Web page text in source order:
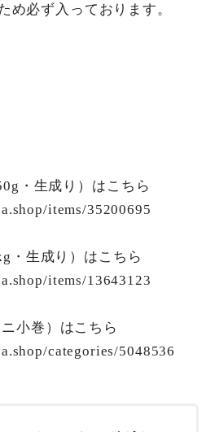
め必ず入っております。
・生成り）はこちら
items/35200695
・生成り）はこちら
items/13643123
小巻）はこちら
categories/5048536